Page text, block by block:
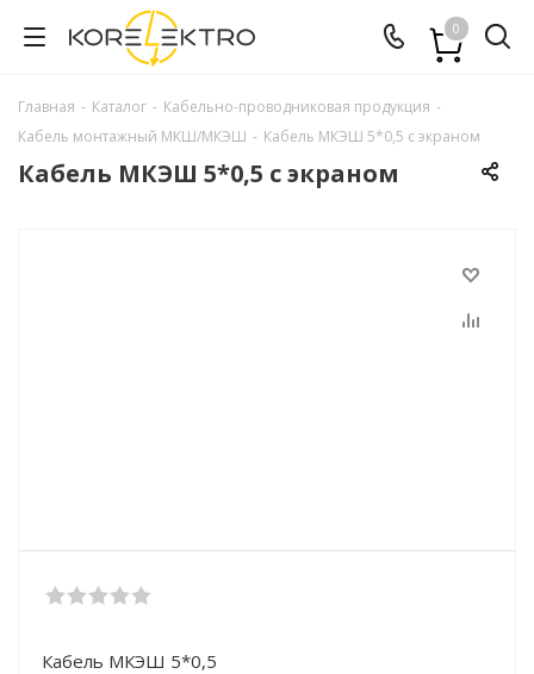
0
Главная - Каталог - Кабельно-проводниковая продукция -
Кабель монтажный МКШ/МКЭШ - Кабель МКЭШ 5*0,5 с экраном
Кабель МКЭШ 5*0,5 с экраном
Кабель МКЭШ 5*0,5